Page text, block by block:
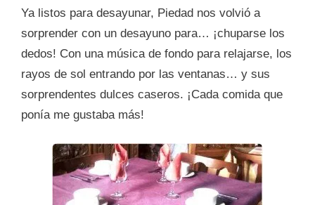
Ya listos para desayunar, Piedad nos volvió a
sorprender con un desayuno para… ¡chuparse los
dedos! Con una música de fondo para relajarse, los
rayos de sol entrando por las ventanas… y sus
sorprendentes dulces caseros. ¡Cada comida que
ponía me gustaba más!